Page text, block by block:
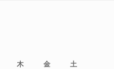
木 金
土